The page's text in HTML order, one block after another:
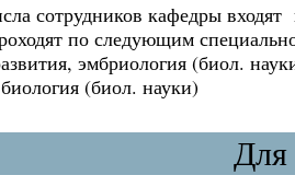
сотрудников кафедры
по следующим
эмбриология (биол.
(биол. науки)